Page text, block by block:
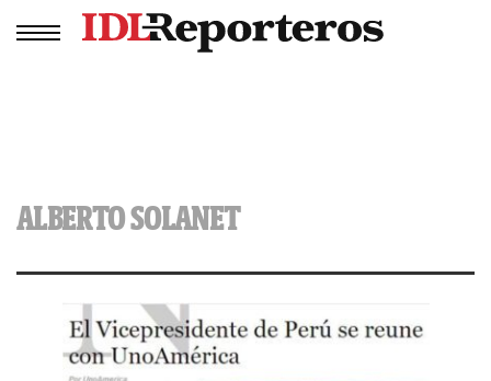
ALBERTO SOLANET